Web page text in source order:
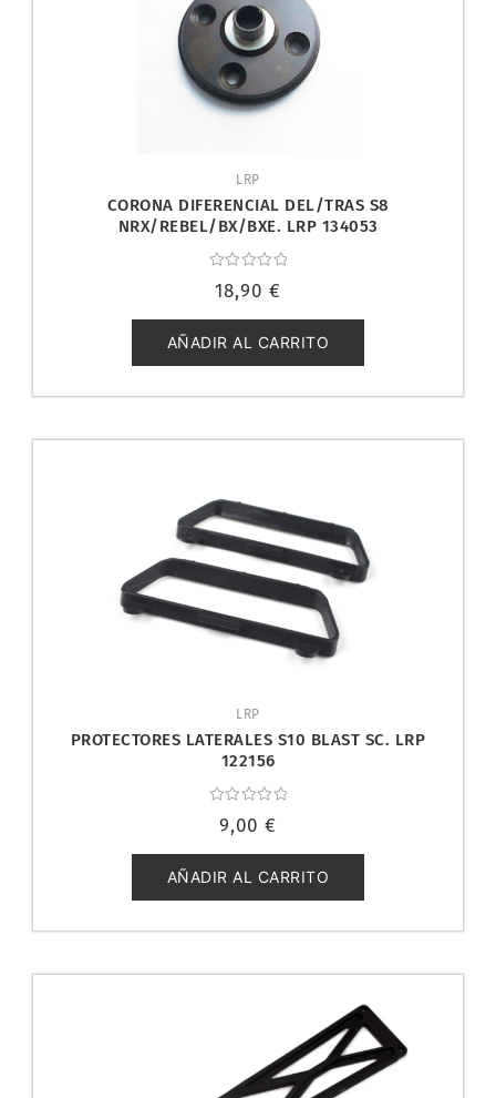
LRP
CORONA DIFERENCIAL DEL/TRAS S8
NRX/REBEL/BX/BXE. LRP 134053
con
de
5
18,90 €
AÑADIR AL CARRITO
LRP
PROTECTORES LATERALES S10 BLAST SC. LRP
122156
con
de
5
9,00 €
AÑADIR AL CARRITO